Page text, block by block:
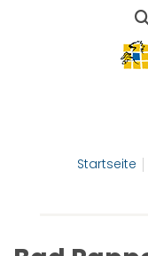
Startseite